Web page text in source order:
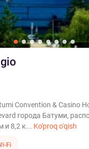
Convention & Casino
города Батуми,
и 8,2 к... Ko'proq o'qish
Fi